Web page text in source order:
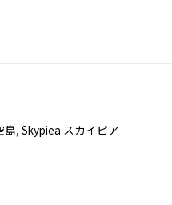
島, Skypiea スカイピア